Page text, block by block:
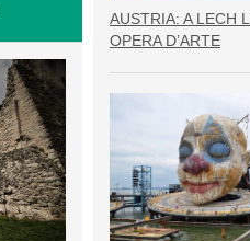
AUSTRIA: A LECH
OPERA D’ARTE